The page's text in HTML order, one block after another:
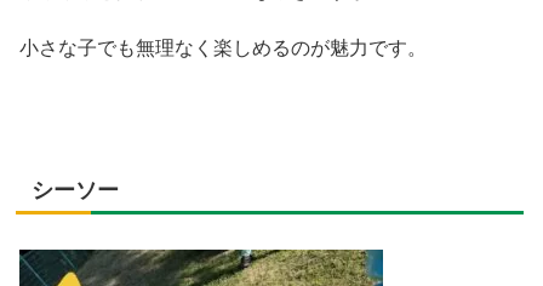
小さな子でも無理なく楽しめるのが魅力です。
シーソー